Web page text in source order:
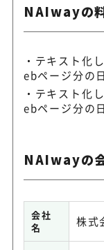
NAIwayの
テキスト化
ebページ分の
テキスト化
ebページ分の
NAIwayの
会社
名
株式